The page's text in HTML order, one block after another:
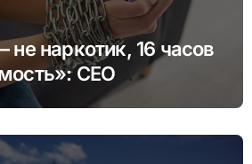
наркотик, 16 часов
CEO
заявление